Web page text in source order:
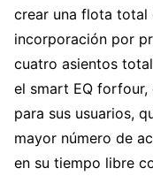
crear una flota total
incorporación por
cuatro asientos
el smart EQ
para sus usuarios,
mayor número de
en su tiempo libre